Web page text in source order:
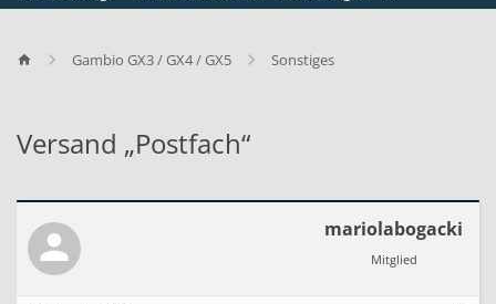
Gambio GX3 / GX4 / GX5 Sonstiges
Versand „Postfach“
e
mariolabogacki
Mitglied